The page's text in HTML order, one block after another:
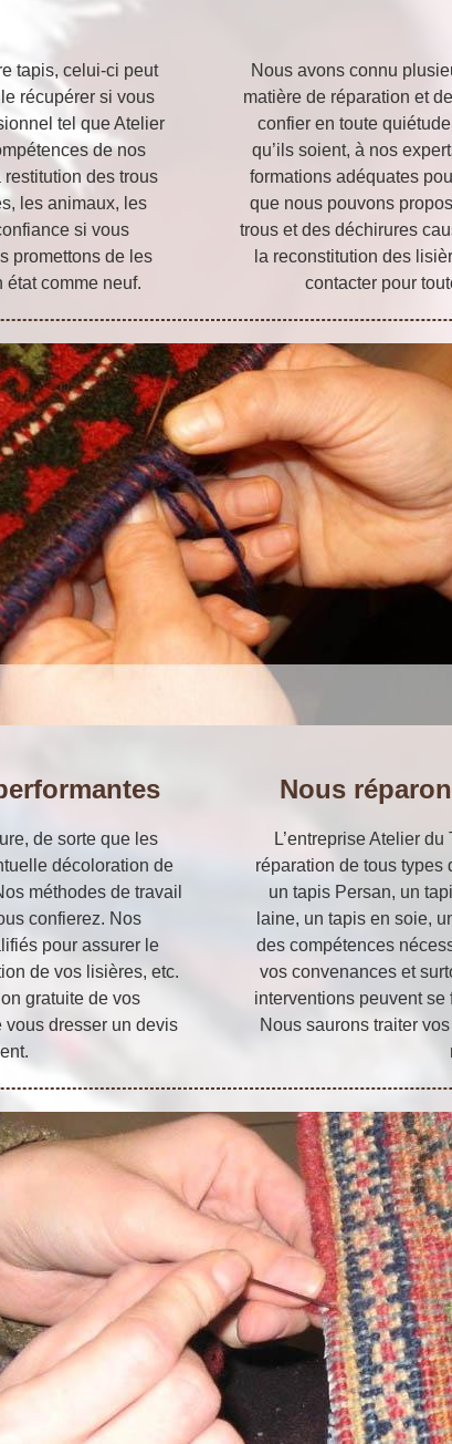
tapis, celui-ci peut
récupérer si vous
tel que Atelier
de nos
des trous
les animaux, les
si vous
promettons de les
état comme neuf.
Nous avons connu
matière de réparation et
confier en toute
qu’ils soient, à nos
formations adéquates
que nous pouvons
trous et des déchirures
la reconstitution des
contacter pour
de sorte que les
décoloration de
méthodes de travail
confierez. Nos
pour assurer le
de vos lisières, etc.
gratuite de vos
vous dresser un devis
Nous
L’entreprise Atelier
réparation de tous types
un tapis Persan, un
laine, un tapis en soie,
des compétences
vos convenances et
interventions peuvent
Nous saurons traiter